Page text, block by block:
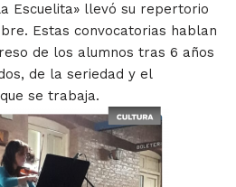
Escuelita» llevó su repertorio
Estas convocatorias hablan
de los alumnos tras 6 años
de la seriedad y el
se trabaja.